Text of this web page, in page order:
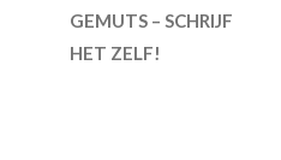
GEMUTS – SCHRIJF
HET ZELF!